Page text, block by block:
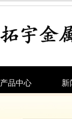
产品中心 新